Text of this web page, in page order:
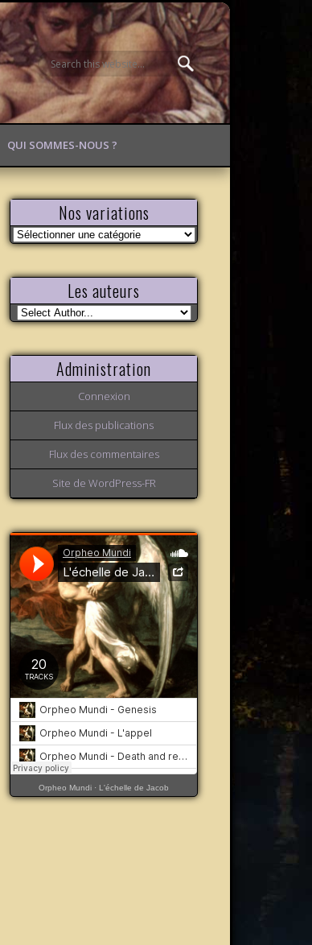
QUI SOMMES-NOUS ?
Nos variations
Nos
variations
Les auteurs
Administration
Connexion
Flux des publications
Flux des commentaires
Site de WordPress-FR
Orpheo Mundi · L'échelle de Jacob